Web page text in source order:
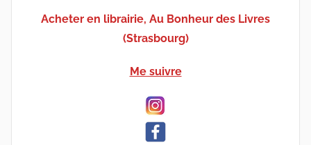
Acheter en librairie, Au Bonheur des Livres
(Strasbourg)
Me suivre